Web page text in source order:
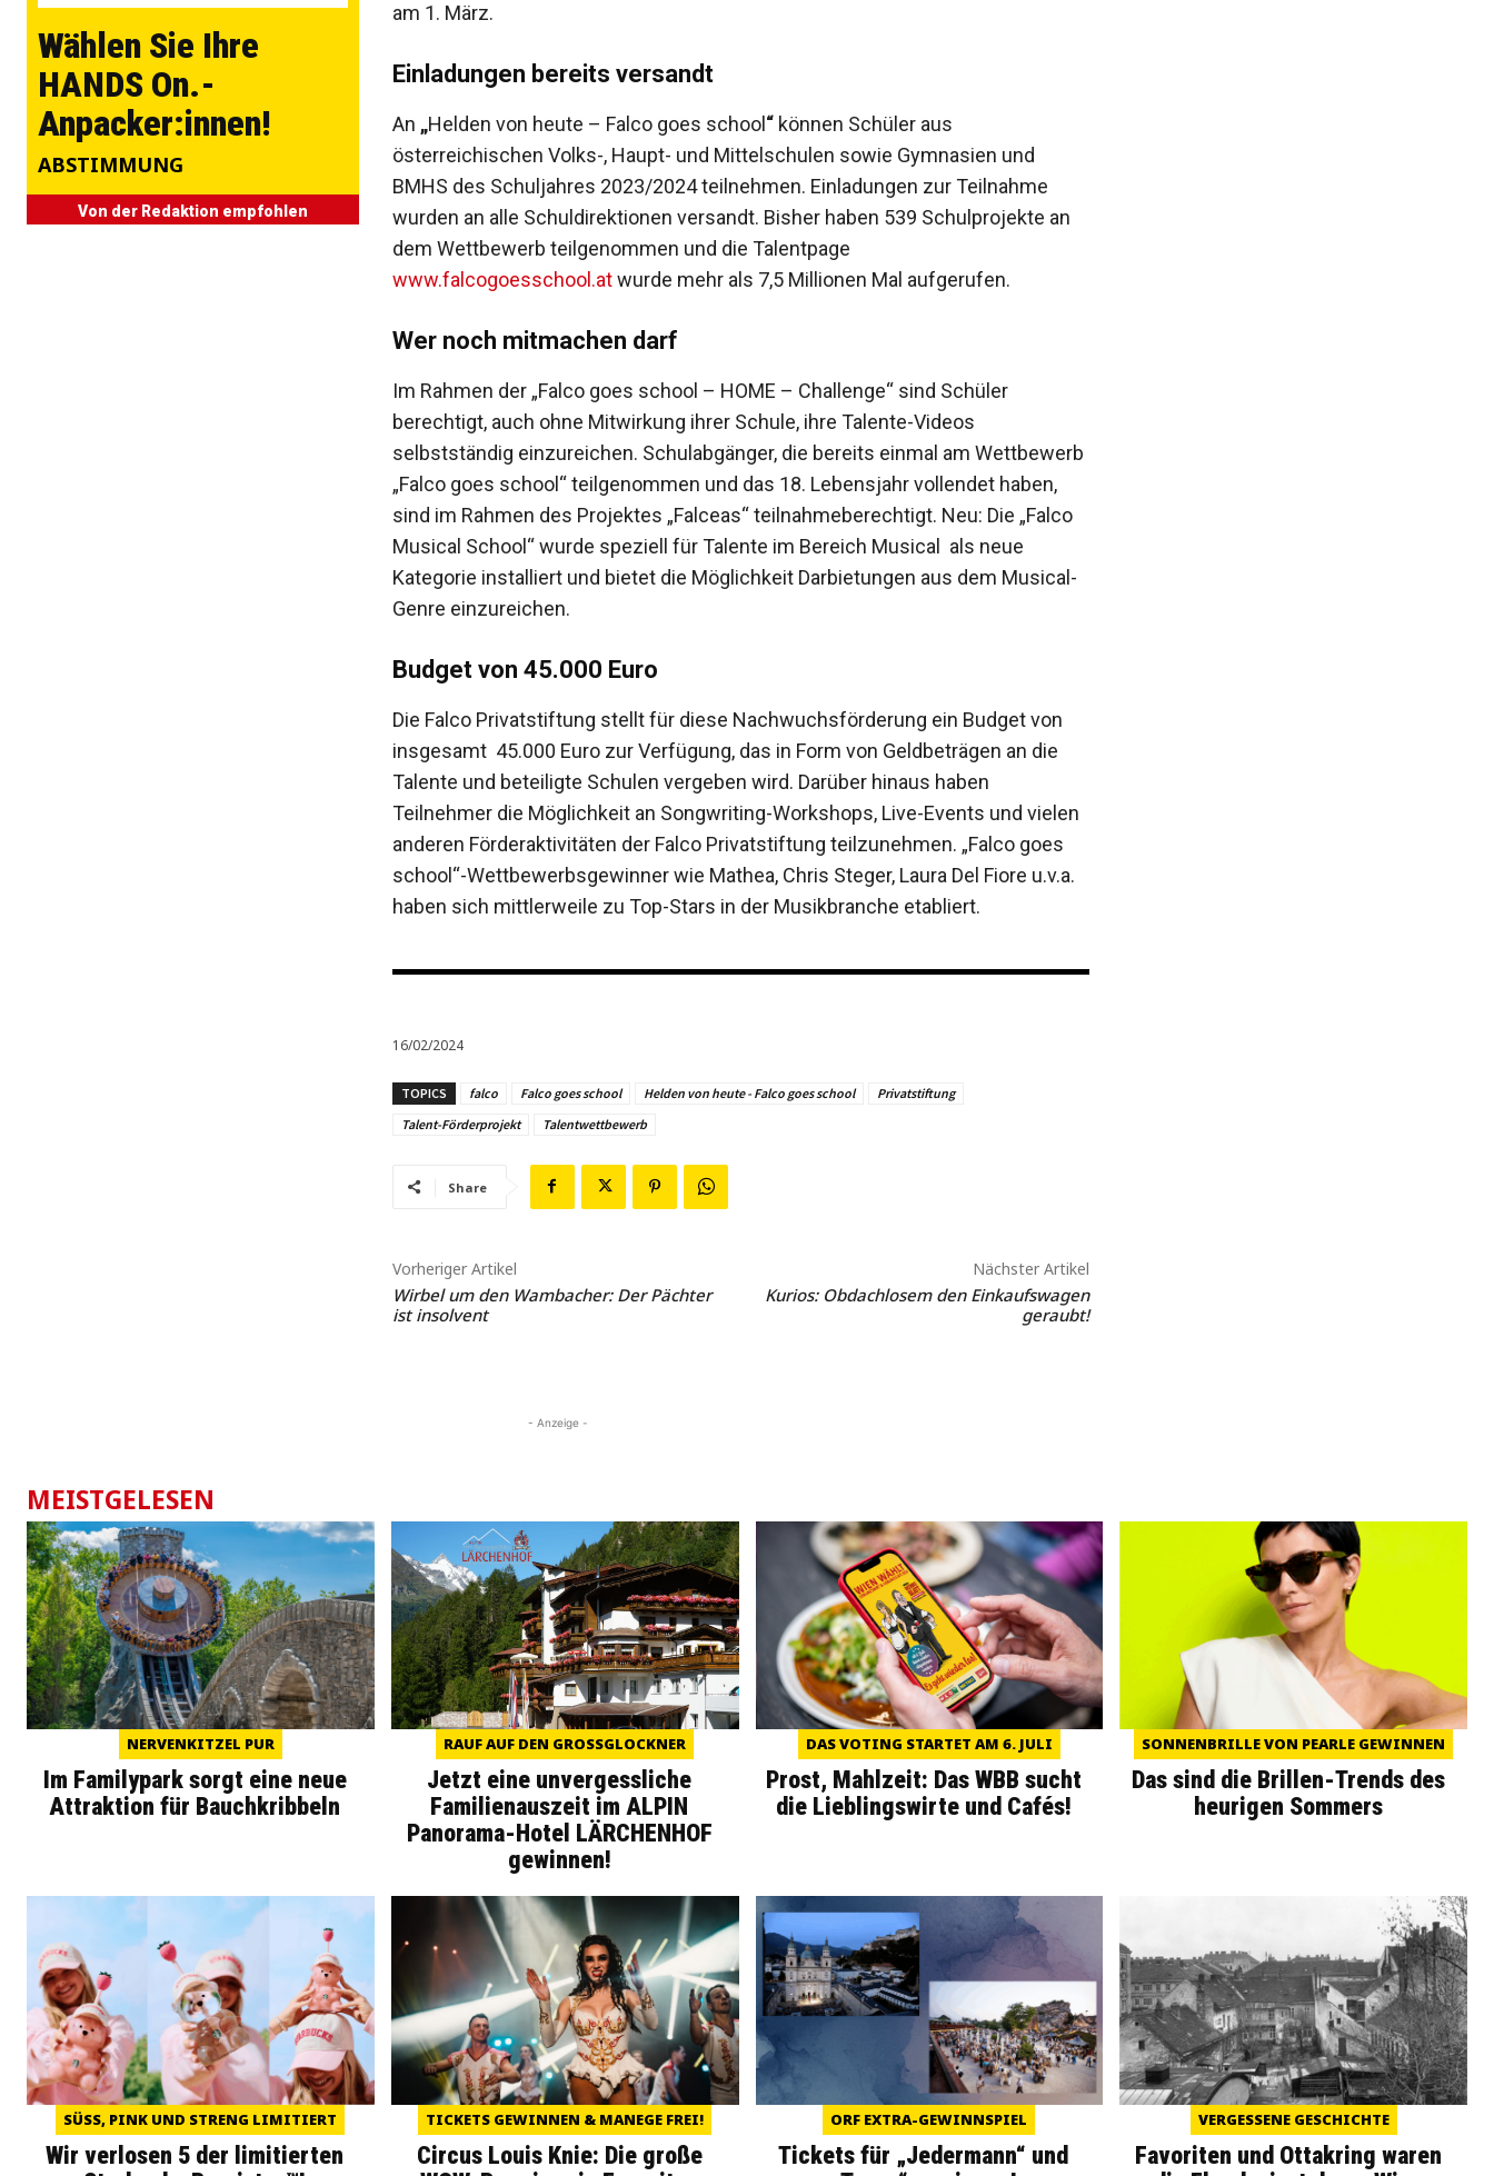
Wählen Sie Ihre
HANDS On.-
Anpacker:innen!
ABSTIMMUNG
Von der Redaktion empfohlen
am 1. März.
Einladungen bereits versandt
An „Helden von heute – Falco goes school “können Schüler aus
österreichischen Volks-, Haupt- und Mittelschulen sowie Gymnasien und
BMHS des Schuljahres 2023/2024 teilnehmen. Einladungen zur Teilnahme
wurden an alle Schuldirektionen versandt. Bisher haben 539 Schulprojekte an
dem Wettbewerb teilgenommen und die Talentpage
www.falcogoesschool.atwurde mehr als 7,5 Millionen Mal aufgerufen.
Wer noch mitmachen darf
Im Rahmen der „Falco goes school – HOME – Challenge“ sind Schüler
berechtigt, auch ohne Mitwirkung ihrer Schule, ihre Talente-Videos
selbstständig einzureichen. Schulabgänger, die bereits einmal am Wettbewerb
„Falco goes school“ teilgenommen und das 18. Lebensjahr vollendet haben,
sind im Rahmen des Projektes „Falceas“ teilnahmeberechtigt. Neu: Die „Falco
Musical School“ wurde speziell für Talente im Bereich Musical als neue
Kategorie installiert und bietet die Möglichkeit Darbietungen aus dem Musical-
Genre einzureichen.
Budget von 45.000 Euro
Die Falco Privatstiftung stellt für diese Nachwuchsförderung ein Budget von
insgesamt 45.000 Euro zur Verfügung, das in Form von Geldbeträgen an die
Talente und beteiligte Schulen vergeben wird. Darüber hinaus haben
Teilnehmer die Möglichkeit an Songwriting-Workshops, Live-Events und vielen
anderen Förderaktivitäten der Falco Privatstiftung teilzunehmen. „Falco goes
school“-Wettbewerbsgewinner wie Mathea, Chris Steger, Laura Del Fiore u.v.a.
haben sich mittlerweile zu Top-Stars in der Musikbranche etabliert.
16/02/2024
TOPICS falco Falco goes school Helden von heute - Falco goes school
Privatstiftung
Talent-Förderprojekt
Talentwettbewerb
Share
Vorheriger Artikel
Wirbel um den Wambacher: Der Pächter
ist insolvent
Nächster Artikel
Kurios: Obdachlosem den Einkaufswagen
geraubt!
- Anzeige -
MEISTGELESEN
NERVENKITZEL PUR
Im Familypark sorgt eine neue
Attraktion für Bauchkribbeln
RAUF AUF DEN GROSSGLOCKNER
Jetzt eine unvergessliche
Familienauszeit im ALPIN
Panorama-Hotel LÄRCHENHOF
gewinnen!
DAS VOTING STARTET AM 6. JULI
Prost, Mahlzeit: Das WBB sucht
die Lieblingswirte und Cafés!
SONNENBRILLE VON PEARLE GEWINNEN
Das sind die Brillen-Trends des
heurigen Sommers
SÜSS, PINK UND STRENG LIMITIERT
Wir verlosen 5 der limitierten
TICKETS GEWINNEN & MANEGE FREI!
Circus Louis Knie: Die große
ORF EXTRA-GEWINNSPIEL
Tickets für „Jedermann“ und
VERGESSENE GESCHICHTE
Favoriten und Ottakring waren